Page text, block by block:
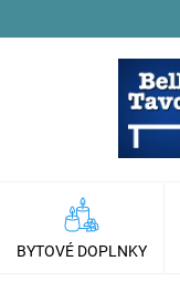
BYTOVÉ DOPLNKY